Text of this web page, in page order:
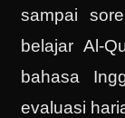
sampai
belajar Al-
bahasa
evaluasi